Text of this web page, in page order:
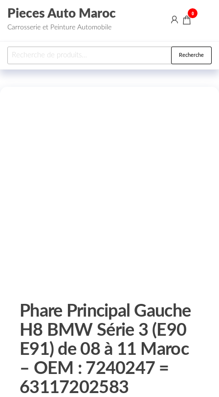
Aller au contenu
Pieces Auto Maroc
Carrosserie et Peinture Automobile
0
Recherche pour : Recherche
Phare Principal Gauche
H8 BMW Série 3 (E90
E91) de 08 à 11 Maroc
– OEM : 7240247 =
63117202583